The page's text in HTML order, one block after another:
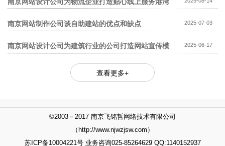
南京网站制作公司谈自助建站的优点和缺点 2025-07-03
南京网站设计公司为建筑行业的公司打造网站宣传模
2025-06-17
查看更多+
©2003－2017 南京飞铭哲网络技术有限公司
（http://www.njwzjsw.com）
苏ICP备10004221号 业务咨询025-85264629 QQ:1140152937